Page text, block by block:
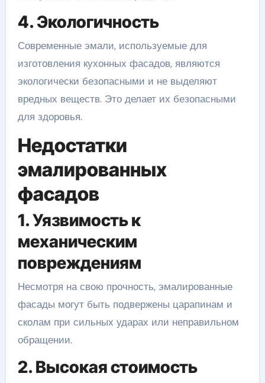
4. Экологичность
Современные эмали, используемые для
изготовления кухонных фасадов, являются
экологически безопасными и не выделяют
вредных веществ. Это делает их безопасными
для здоровья.
Недостатки
эмалированных
фасадов
1. Уязвимость к
механическим
повреждениям
Несмотря на свою прочность, эмалированные
фасады могут быть подвержены царапинам и
сколам при сильных ударах или неправильном
обращении.
2. Высокая стоимость